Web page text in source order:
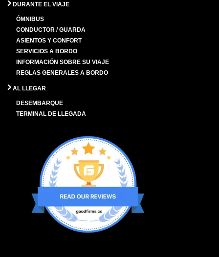
DURANTE EL VIAJE
ÓMNIBUS
CONDUCTOR / GUARDA
ASIENTOS Y CONFORT
SERVICIOS A BORDO
INFORMACIÓN SOBRE SU VIAJE
REGLAS GENERALES A BORDO
AL LLEGAR
DESEMBARQUE
TERMINAL DE LLEGADA